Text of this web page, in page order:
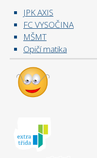
JPK AXIS
FC VYSOČINA
MŠMT
Opičí matika